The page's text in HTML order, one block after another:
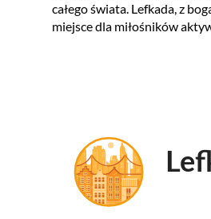
całego świata. Lefkada, z
miejsce dla miłośników